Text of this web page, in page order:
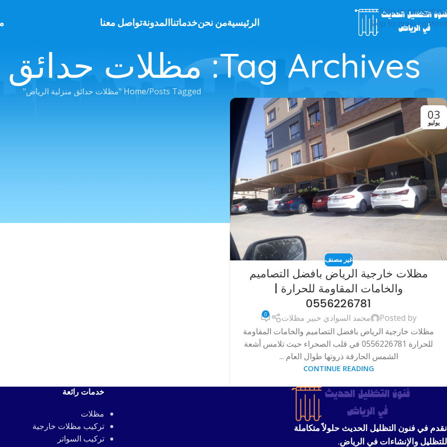
Skip to navigation
Skip to main content
الرئيسيةمن نحنخدماتناالمدونةتواصل معنا
Tag Archives: مظلات حدائق منزلية الرياض
Home Posts Tagged "مظلات حدائق منزلية الرياض"
03
يوليو
غير مصنف
مظلات خارجية الرياض بافضل التصاميم
والخامات المقاومة للحرارة |
0556226781
Posted by محمد السوادي خبير مظلات 0
مظلات خارجية الرياض بافضل التصاميم والخامات المقاومة
للحرارة 0556226781 في قلب الصحراء حيث تلامس أشعة
الشمس الحارقة ذروتها طوال العام ...
CONTINUE READING
نقدم في فنون التظليل الحديث حلولاً متكاملة
للتظليل والإنشاءات في الرياض.
خدمات رائعة
مظلات
تركيب مظلات خارجية
تركيب السواتر